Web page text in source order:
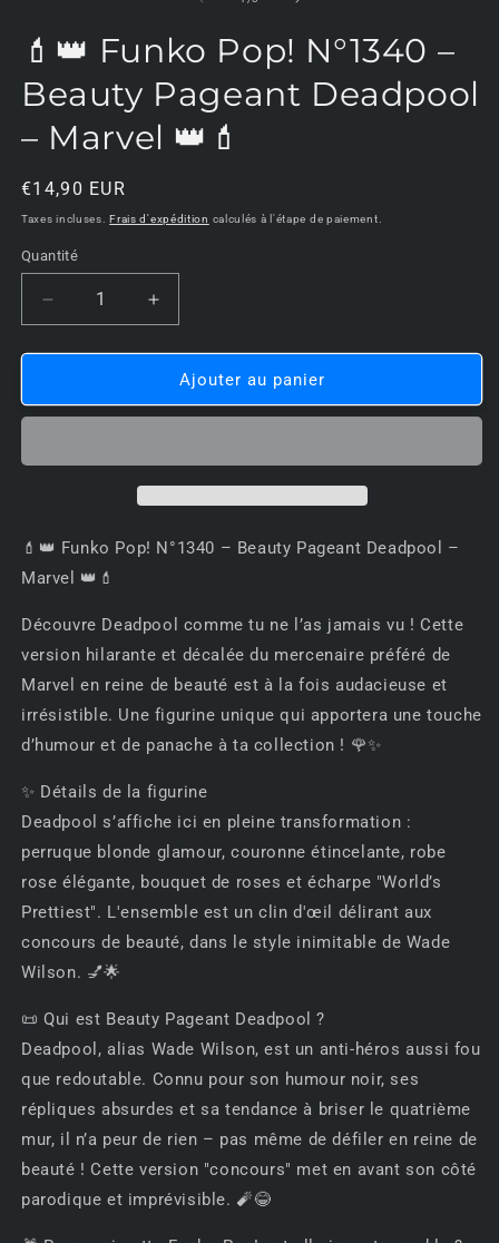
💄👑 Funko Pop! N°1340 –
Beauty Pageant Deadpool
– Marvel 👑💄
Prix
habituel
€14,90 EUR
Taxes incluses. Frais d'expédition calculés à l'étape de paiement.
Quantité
Réduire
la
quantité
💄
Pop!
Beauty
Pageant
Deadpool
Marvel
👑
💄
Augmenter
la
quantité
💄
Pop!
Beauty
Marvel
👑
💄
Ajouter au panier
💄👑 Funko Pop! N°1340 – Beauty Pageant Deadpool –
Marvel 👑💄
Découvre Deadpool comme tu ne l’as jamais vu ! Cette
version hilarante et décalée du mercenaire préféré de
Marvel en reine de beauté est à la fois audacieuse et
irrésistible. Une figurine unique qui apportera une touche
d’humour et de panache à ta collection ! 🌹✨
✨ Détails de la figurine
Deadpool s’affiche ici en pleine transformation :
perruque blonde glamour, couronne étincelante, robe
rose élégante, bouquet de roses et écharpe "World’s
Prettiest". L'ensemble est un clin d'œil délirant aux
concours de beauté, dans le style inimitable de Wade
Wilson. 💅🌟
📜 Qui est Beauty Pageant Deadpool ?
Deadpool, alias Wade Wilson, est un anti-héros aussi fou
que redoutable. Connu pour son humour noir, ses
répliques absurdes et sa tendance à briser le quatrième
mur, il n’a peur de rien – pas même de défiler en reine de
beauté ! Cette version "concours" met en avant son côté
parodique et imprévisible. 🧨😂